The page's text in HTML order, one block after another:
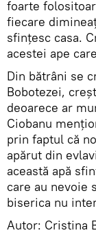
foarte
fiecare
sfințesc casa.
acestei ape
Din bătrâni se
Bobotezei,
deoarece ar
Ciobanu
prin faptul că
apărut din
această apă
care au nevoie
biserica nu
Autor: Cristina